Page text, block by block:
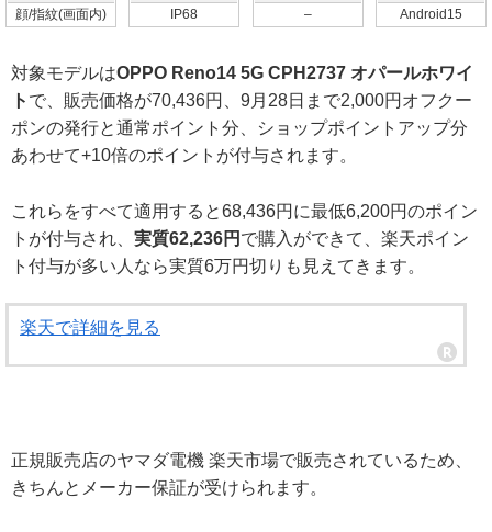
顔/指紋(画面内)
IP68
–
Android15
対象モデルはOPPO Reno14 5G CPH2737 オパールホワイ
ト で、販売価格が70,436円、9月28日まで2,000円オフクー
ポンの発行と通常ポイント分、ショップポイントアップ分
あわせて+10倍のポイントが付与されます。
これらをすべて適用すると68,436円に最低6,200円のポイン
トが付与され、 実質62,236円 で購入ができて、楽天ポイン
ト付与が多い人なら実質6万円切りも見えてきます。
楽天で詳細を見る
正規販売店のヤマダ電機 楽天市場で販売されているため、
きちんとメーカー保証が受けられます。